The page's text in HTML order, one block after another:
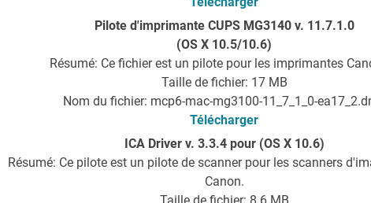
Pilote d'imprimante CUPS MG3140 v. 11.7.1.0
(OS X 10.5/10.6)
Résumé: Ce fichier est un pilote pour les imprimantes
Taille de fichier: 17 MB
Nom du fichier: mcp6-mac-mg3100-11_7_1_0-
Télécharger
ICA Driver v. 3.3.4 pour (OS X 10.6)
Résumé: Ce pilote est un pilote de scanner pour les scanners
Canon.